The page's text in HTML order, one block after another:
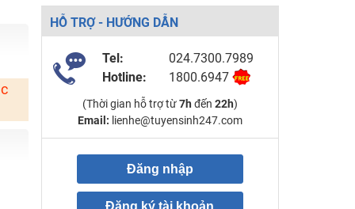
HỖ TRỢ - HƯỚNG DẪN
Tel:
024.7300.7989
Hotline:
1800.6947
(Thời gian hỗ trợ từ7h đến 22h)
Email: lienhe@tuyensinh247.com
Đăng nhập
Đăng ký tài khoản